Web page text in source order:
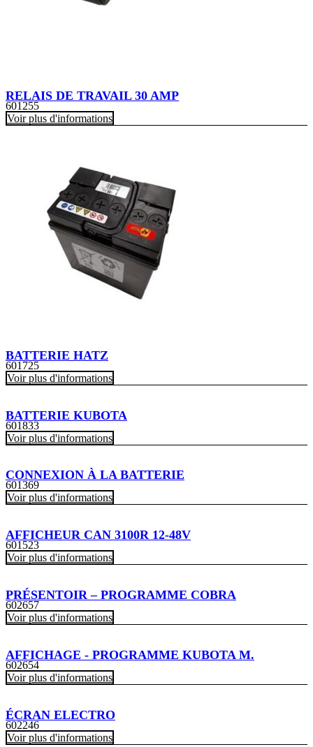
RELAIS DE TRAVAIL 30 AMP
601255
Voir plus d'informations
BATTERIE HATZ
601725
Voir plus d'informations
BATTERIE KUBOTA
601833
Voir plus d'informations
CONNEXION À LA BATTERIE
601369
Voir plus d'informations
AFFICHEUR CAN 3100R 12-48V
601523
Voir plus d'informations
PRÉSENTOIR – PROGRAMME COBRA
602657
Voir plus d'informations
AFFICHAGE - PROGRAMME KUBOTA M.
602654
Voir plus d'informations
ÉCRAN ELECTRO
602246
Voir plus d'informations